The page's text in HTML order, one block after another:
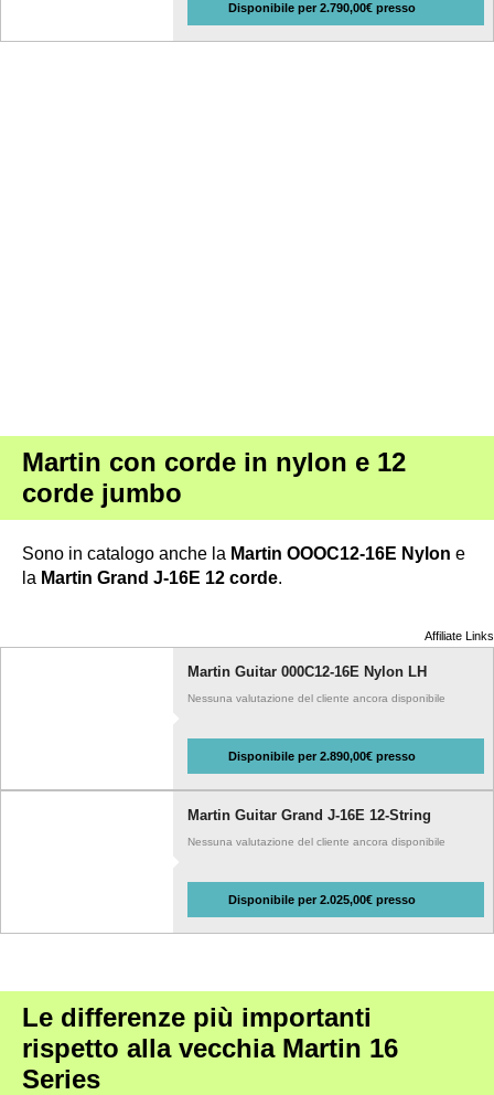
Disponibile per 2.790,00€ presso
Martin con corde in nylon e 12
corde jumbo
Sono in catalogo anche la Martin OOOC12-16E Nylon e
la Martin Grand J-16E 12 corde.
Affiliate Links
Martin Guitar 000C12-16E Nylon LH
Nessuna valutazione del cliente ancora disponibile
Disponibile per 2.890,00€ presso
Martin Guitar Grand J-16E 12-String
Nessuna valutazione del cliente ancora disponibile
Disponibile per 2.025,00€ presso
Le differenze più importanti
rispetto alla vecchia Martin 16
Series